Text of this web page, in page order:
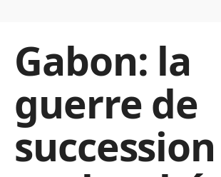
Gabon: la
guerre de
succession